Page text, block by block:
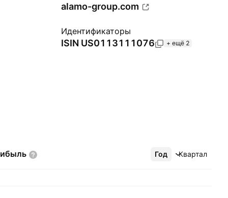
alamo-group.com
Идентификаторы
ISIN US0113111076 + ещё 2
Год Квартал
Ещё